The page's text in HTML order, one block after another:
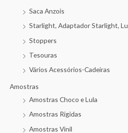
Saca Anzois
Starlight, Adaptador Starlight,
Stoppers
Tesouras
Vários Acessórios-Cadeiras
Amostras
Amostras Choco e Lula
Amostras Rigidas
Amostras Vinil